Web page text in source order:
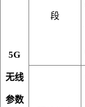
5G
无线
参数
段